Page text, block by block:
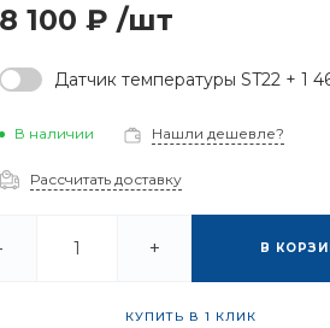
8 100 ₽/шт
Датчик температуры ST22 + 1
В наличии Нашли дешевле?
Рассчитать доставку
+ В
КУПИТЬ В 1 КЛИК